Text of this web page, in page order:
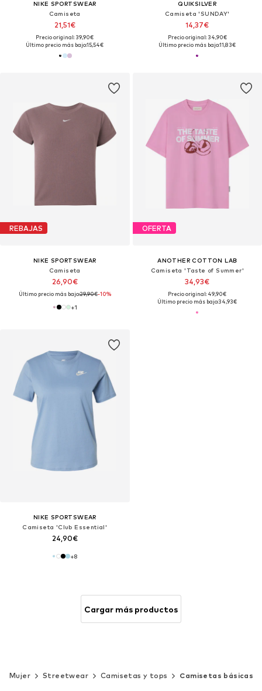
NIKE SPORTSWEAR
Camiseta
21,51€
Precio original: 39,90€
Último precio más bajo:15,54€
QUIKSILVER
Camiseta 'SUNDAY'
14,37€
Precio original: 34,90€
Último precio más bajo:11,83€
REBAJAS
NIKE SPORTSWEAR
Camiseta
26,90€
Último precio más bajo:29,90€-10%
+1
OFERTA
ANOTHER COTTON LAB
Camiseta 'Taste of Summer'
34,93€
Precio original: 49,90€
Último precio más bajo:34,93€
NIKE SPORTSWEAR
Camiseta 'Club Essential'
24,90€
+8
Cargar más productos
Mujer Streetwear Camisetas y tops Camisetas básicas